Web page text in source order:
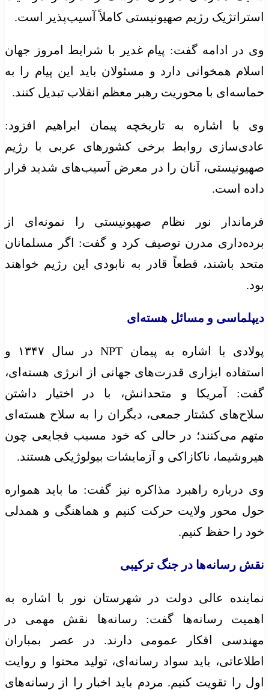
استراتژیک رژیم صهیونیستی کاملاً آسیب‌پذیر است.
وی در ادامه گفت: پیام غدیر با شرایط امروز جهان
اسلام همخوانی دارد و مسئولان باید این پیام را به
حماسه‌ای با محوریت رهبر معظم انقلاب تبدیل کنند.
وی با اشاره به تاریخچه پیمان ابراهیم افزود:
عادی‌سازی روابط برخی کشورهای عربی با رژیم
صهیونیستی، آنان را در معرض آسیب‌های شدید قرار
داده است.
فرماندار نور نظام صهیونیستی را نمونه‌ای از
برده‌داری مدرن توصیف کرد و گفت: اگر مسلمانان
متحد باشند، قطعاً قادر به نابودی این رژیم خواهند
بود.
دیپلماسی و مسائل هسته‌ای
پولادی با اشاره به پیمان NPT در سال ۱۳۴۷ و
استفاده ابزاری قدرت‌های جهانی از انرژی هسته‌ای،
گفت: آمریکا و متحدانش، با در اختیار داشتن
سلاح‌های کشتار جمعی، دیگران را به سلاح هسته‌ای
متهم می‌کنند؛ در حالی که خود مسبب فجایعی چون
هیروشیما، ناکازاکی و آزمایشات بیولوژیکی هستند.
وی درباره راهبرد مذاکره نیز گفت: ما باید همواره
حول محور ولایت حرکت کنیم و هماهنگی و همدلی
خود را حفظ کنیم.
نقش رسانه‌ها در جنگ ترکیبی
نماینده عالی دولت در شهرستان نور با اشاره به
اهمیت رسانه‌ها گفت: رسانه‌ها نقش مهمی در
مهندسی افکار عمومی دارند. در عصر بمباران
اطلاعاتی، باید سواد رسانه‌ای، تولید محتوا و روایت
اول را تقویت کنیم. مردم باید اخبار را از رسانه‌های